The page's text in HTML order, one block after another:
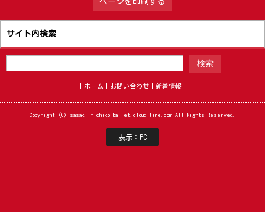
サイト内検索
ホーム お問い合わせ 新着情報
Copyright (C) sasaki-michiko-ballet.cloud-line.com All Rights Reserved.
表示：PC